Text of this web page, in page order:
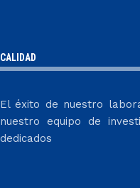
CALIDAD
El éxito de nuestro
nuestro equipo de
dedicados